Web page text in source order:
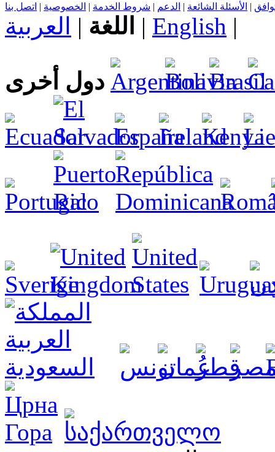
| الأسئلة الشائعة | الدعم | شروط الخدمة | الخصوصية | اتصل بنا
اللغة | العربية | English |
دول أخرى